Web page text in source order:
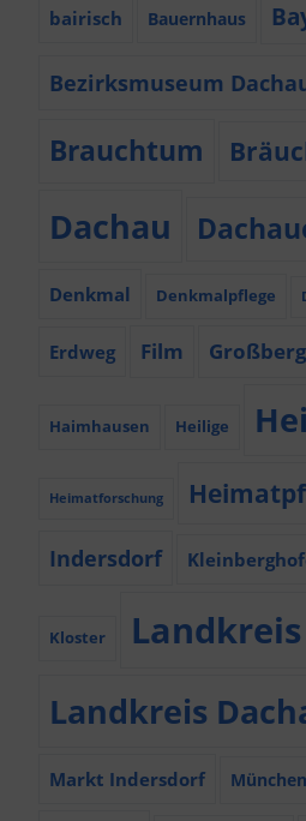
bairisch Bauernhaus
Bezirksmuseum
Brauchtum
Dachau
Denkmal Denkmalpflege
Erdweg Film
Haimhausen Heilige
Heimatforschung
Indersdorf
Kloster Landkreis
Landkreis
Markt Indersdorf München